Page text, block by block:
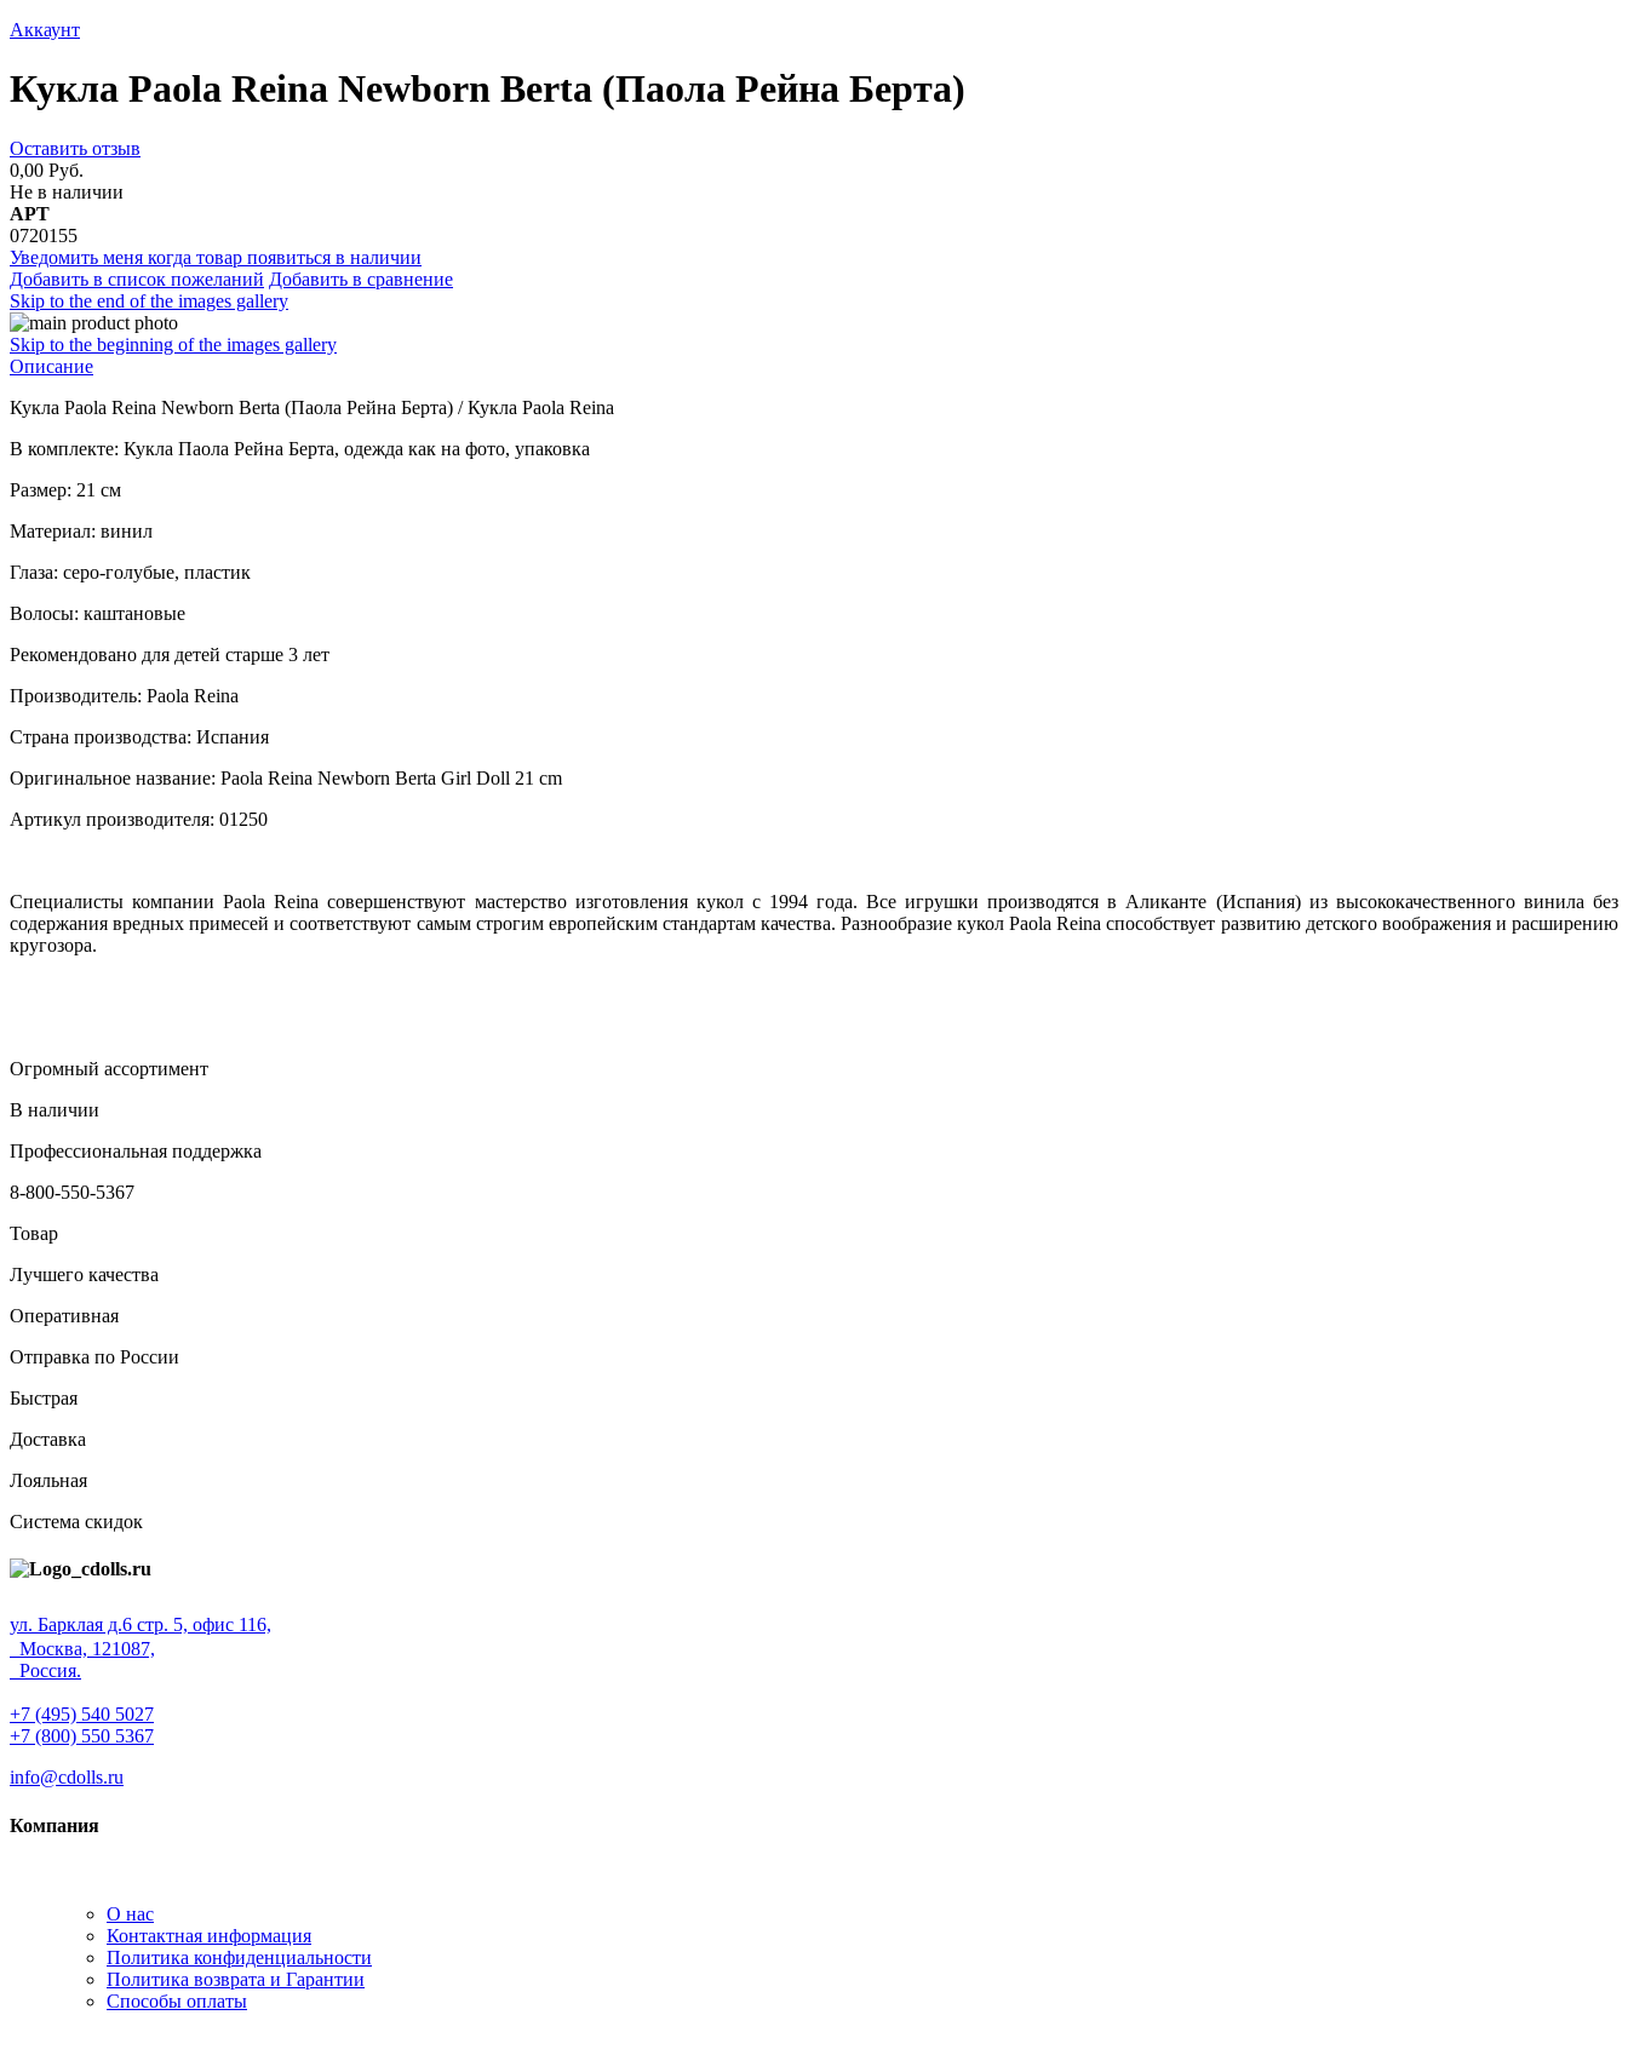
Аккаунт
Кукла Paola Reina Newborn Berta (Паола Рейна Берта)
Оставить отзыв
0,00 Руб.
Не в наличии
АРТ
0720155
Уведомить меня когда товар появиться в наличии
Добавить в список пожеланий Добавить в сравнение
Skip to the end of the images gallery
Skip to the beginning of the images gallery
Описание
Кукла Paola Reina Newborn Berta (Паола Рейна Берта) / Кукла Paola Reina
В комплекте: Кукла Паола Рейна Берта, одежда как на фото, упаковка
Размер: 21 см
Материал: винил
Глаза: серо-голубые, пластик
Волосы: каштановые
Рекомендовано для детей старше 3 лет
Производитель: Paola Reina
Страна производства: Испания
Оригинальное название: Paola Reina Newborn Berta Girl Doll 21 cm
Артикул производителя: 01250
Специалисты компании Paola Reina совершенствуют мастерство изготовления кукол с 1994 года. Все игрушки производятся в Аликанте (Испания) из высококачественного винила без
содержания вредных примесей и соответствуют самым строгим европейским стандартам качества. Разнообразие кукол Paola Reina способствует развитию детского воображения и расширению
кругозора.
Огромный ассортимент
В наличии
Профессиональная поддержка
8-800-550-5367
Товар
Лучшего качества
Оперативная
Отправка по России
Быстрая
Доставка
Лояльная
Система скидок
ул. Барклая д.6 стр. 5, офис 116,
Москва, 121087,
Россия.
+7 (495) 540 5027
+7 (800) 550 5367
info@cdolls.ru
Компания
О нас
Контактная информация
Политика конфиденциальности
Политика возврата и Гарантии
Способы оплаты